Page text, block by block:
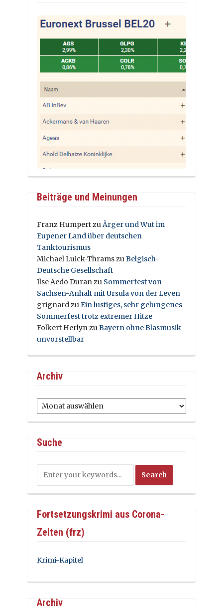
Beiträge und Meinungen
Franz HumpertzuÄrger und Wut im
Eupener Land über deutschen
Tanktourismus
Michael Luick-ThramszuBelgisch-
Deutsche Gesellschaft
Ilse Aedo Duranzu Sommerfest von
Sachsen-Anhalt mit Ursula von der Leyen
grignardzuEin lustiges, sehr gelungenes
Sommerfest trotz extremer Hitze
Folkert HerlynzuBayern ohne Blasmusik
unvorstellbar
Archiv
Archiv
Suche
Fortsetzungskrimi aus Corona-
Zeiten (frz)
Krimi-Kapitel
Archiv